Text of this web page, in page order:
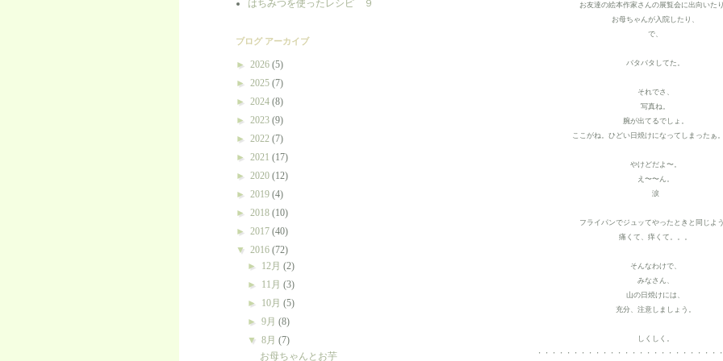
お友達の絵本作家さんの展覧会に出向いたり
お母ちゃんが入院したり、
で、
バタバタしてた。
それでさ、
写真ね。
腕が出てるでしょ。
ここがね。ひどい日焼けになってしまったぁ。
やけどだよ〜。
え〜〜ん。
涙
フライパンでジュッてやったときと同じよう
痛くて、痒くて。。。
そんなわけで、
みなさん、
山の日焼けには、
充分、注意しましょう。
しくしく。
・・・・・・・・・・・・・・・・・・・・・・・・・
はちみつを使ったレシピ ９
ブログ アーカイブ
► 2026 (5)
► 2025 (7)
► 2024 (8)
► 2023 (9)
► 2022 (7)
► 2021 (17)
► 2020 (12)
► 2019 (4)
► 2018 (10)
► 2017 (40)
▼ 2016 (72)
► 12月(2)
► 11月(3)
► 10月(5)
►9月(8)
▼8月(7)
お母ちゃんとお芋